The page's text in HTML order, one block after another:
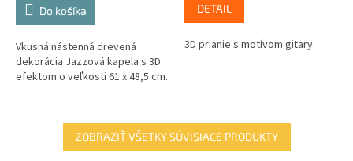
Do košíka
Vkusná nástenná drevená
dekorácia Jazzová kapela s 3D
efektom o veľkosti 61 x 48,5 cm.
DETAIL
3D prianie s motívom gitary
ZOBRAZIŤ VŠETKY SÚVISIACE PRODUKTY